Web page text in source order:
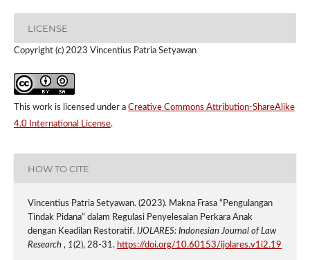
LICENSE
Copyright (c) 2023 Vincentius Patria Setyawan
This work is licensed under a Creative Commons Attribution-ShareAlike
4.0 International License.
HOW TO CITE
Vincentius Patria Setyawan. (2023). Makna Frasa “Pengulangan
Tindak Pidana” dalam Regulasi Penyelesaian Perkara Anak
dengan Keadilan Restoratif. IJOLARES: Indonesian Journal of Law
Research , 1(2), 28-31. https://doi.org/10.60153/ijolares.v1i2.19